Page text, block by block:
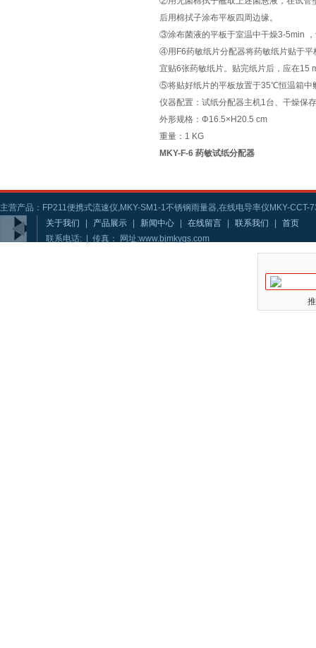
后用棉拭子涂布平板四周边缘。
③涂布菌液的平板于室温中干燥3-5min
④用F6药敏纸片分配器将药敏纸片贴于平
宜贴6张药敏纸片。贴完纸片后，应在15
⑤将贴好纸片的平板放置于35℃恒温箱中
仪器配置：试纸分配器主机1台、干燥保
外形规格：Φ16.5×H20.5 cm
重量：1 KG
MKY-F-6 药敏试纸分配器
主营产品：FP211便携式流速仪,MKY-SM1-1不锈钢雨量器,在线电导率仪MKY-CCT-
关于我们
产品展示 新闻中心 在线留言 联系我们
首页
联系电话: | 传真： 网址:www.bjmkygs.com